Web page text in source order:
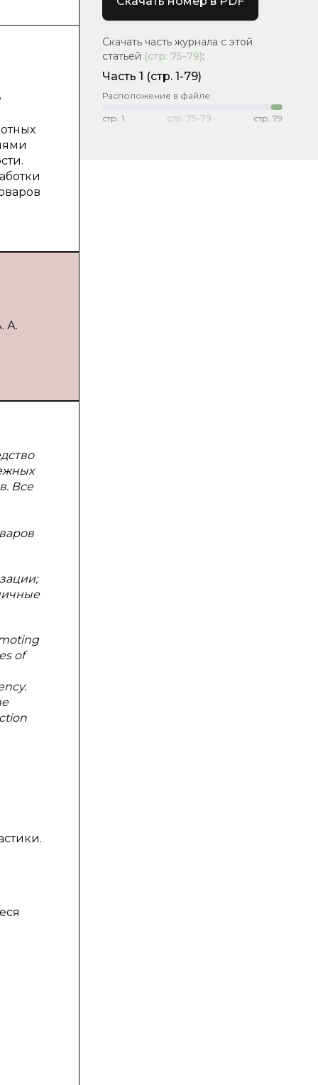
А.
Все
of
Скачать часть журнала с этой
статьей (стр. 75-79):
Часть 1 (стр. 1-79)
Расположение в файле:
стр. 1 стр. 75-79 стр. 79